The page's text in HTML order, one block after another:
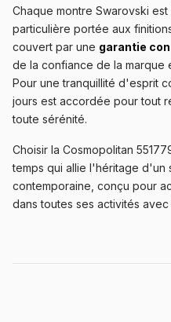
Chaque montre Swarovski
particulière portée aux
couvert par une garantie
de la confiance de la marque
Pour une tranquillité d'esprit
jours est accordée pour tout
toute sérénité.
Choisir la Cosmopolitan
temps qui allie l'héritage d'un
contemporaine, conçu pour
dans toutes ses activités